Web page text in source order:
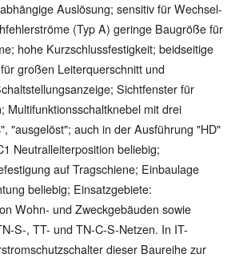
Auslösung; sensitiv für Wechsel-
(Typ A) geringe Baugröße für
hohe Kurzschlussfestigkeit; beidseitige
großen Leiterquerschnitt und
Sichtfenster für
Multifunktionsschaltknebel mit drei
"ausgelöst"; auch in der Ausführung "HD"
Neutralleiterposition beliebig;
auf Tragschiene; Einbaulage
beliebig; Einsatzgebiete:
Wohn- und Zweckgebäuden sowie
S-, TT- und TN-C-S-Netzen. In IT-
dieser Baureihe zur